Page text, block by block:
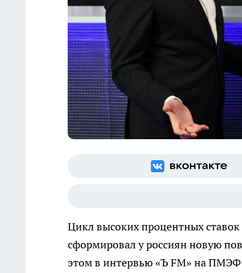
Цикл высоких процентных
сформировал у россиян новую
этом в интервью «Ъ FM» на